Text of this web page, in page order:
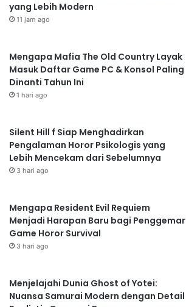
yang Lebih Modern
11 jam ago
Mengapa Mafia The Old Country Layak
Masuk Daftar Game PC & Konsol Paling
Dinanti Tahun Ini
1 hari ago
Silent Hill f Siap Menghadirkan
Pengalaman Horor Psikologis yang
Lebih Mencekam dari Sebelumnya
3 hari ago
Mengapa Resident Evil Requiem
Menjadi Harapan Baru bagi Penggemar
Game Horor Survival
3 hari ago
Menjelajahi Dunia Ghost of Yotei:
Nuansa Samurai Modern dengan Detail